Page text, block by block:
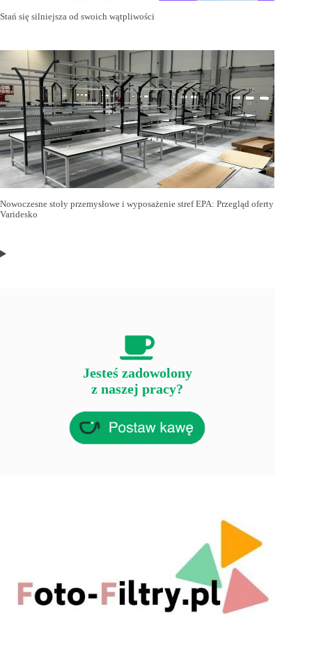
Stań się silniejsza od swoich wątpliwości
Nowoczesne stoły przemysłowe i wyposażenie stref EPA: Przegląd oferty
Varidesko
Jesteś zadowolony
z naszej pracy?